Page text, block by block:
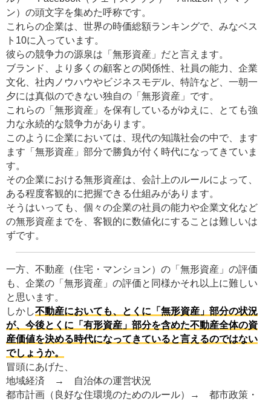
ン）の頭文字を集めた呼称です。
これらの企業は、世界の時価総額ランキングで、みなベス
ト10に入っています。
彼らの競争力の源泉は「無形資産」だと言えます。
ブランド、より多くの顧客との関係性、社員の能力、企業
文化、社内ノウハウやビジネスモデル、特許など、一朝一
夕には真似のできない独自の「無形資産」です。
これらの「無形資産」を保有しているがゆえに、とても強
力な永続的な競争力があります。
このように企業においては、現代の知識社会の中で、ます
ます「無形資産」部分で勝負が付く時代になってきていま
す。
その企業における無形資産は、会計上のルールによって、
ある程度客観的に把握できる仕組みがあります。
そうはいっても、個々の企業の社員の能力や企業文化など
の無形資産までを、客観的に数値化にすることは難しいは
ずです。
一方、不動産（住宅・マンション）の「無形資産」の評価
も、企業の「無形資産」の評価と同様かそれ以上に難しい
と思います。
しかし不動産においても、とくに「無形資産」部分の状況
が、今後とくに「有形資産」部分を含めた不動産全体の資
産価値を決める時代になってきていると言えるのではない
でしょうか。
冒頭にあげた、
地域経済 → 自治体の運営状況
都市計画（良好な住環境のためのルール）→ 都市政策・